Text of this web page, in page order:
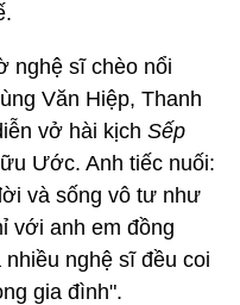
nghệ sĩ chèo nổi
Văn Hiệp, Thanh
vở hài kịch Sếp
Ước. Anh tiếc nuối:
và sống vô tư như
với anh em đồng
nghệ sĩ đều coi
gia đình".